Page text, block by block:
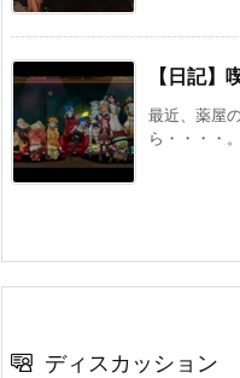
【日記】
最近、薬屋
ら・・・・
ディスカッション